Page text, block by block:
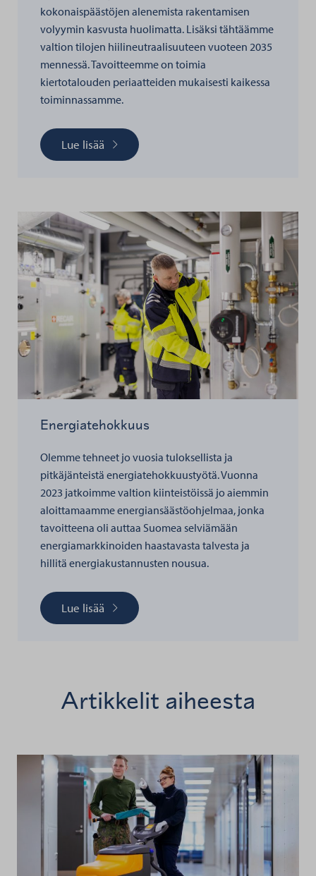
kokonaispäästöjen alenemista rakentamisen
volyymin kasvusta huolimatta. Lisäksi tähtäämme
valtion tilojen hiilineutraalisuuteen vuoteen 2035
mennessä. Tavoitteemme on toimia
kiertotalouden periaatteiden mukaisesti kaikessa
toiminnassamme.
Lue lisää
Energiatehokkuus
Olemme tehneet jo vuosia tuloksellista ja
pitkäjänteistä energiatehokkuustyötä. Vuonna
2023 jatkoimme valtion kiinteistöissä jo aiemmin
aloittamaamme energiansäästöohjelmaa, jonka
tavoitteena oli auttaa Suomea selviämään
energiamarkkinoiden haastavasta talvesta ja
hillitä energiakustannusten nousua.
Lue lisää
Artikkelit aiheesta